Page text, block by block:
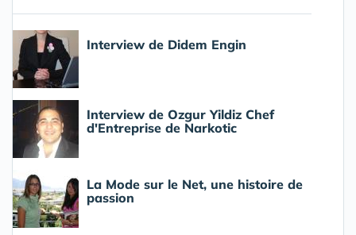
Interview de Didem Engin
Interview de Ozgur Yildiz Chef
d'Entreprise de Narkotic
La Mode sur le Net, une histoire de
passion